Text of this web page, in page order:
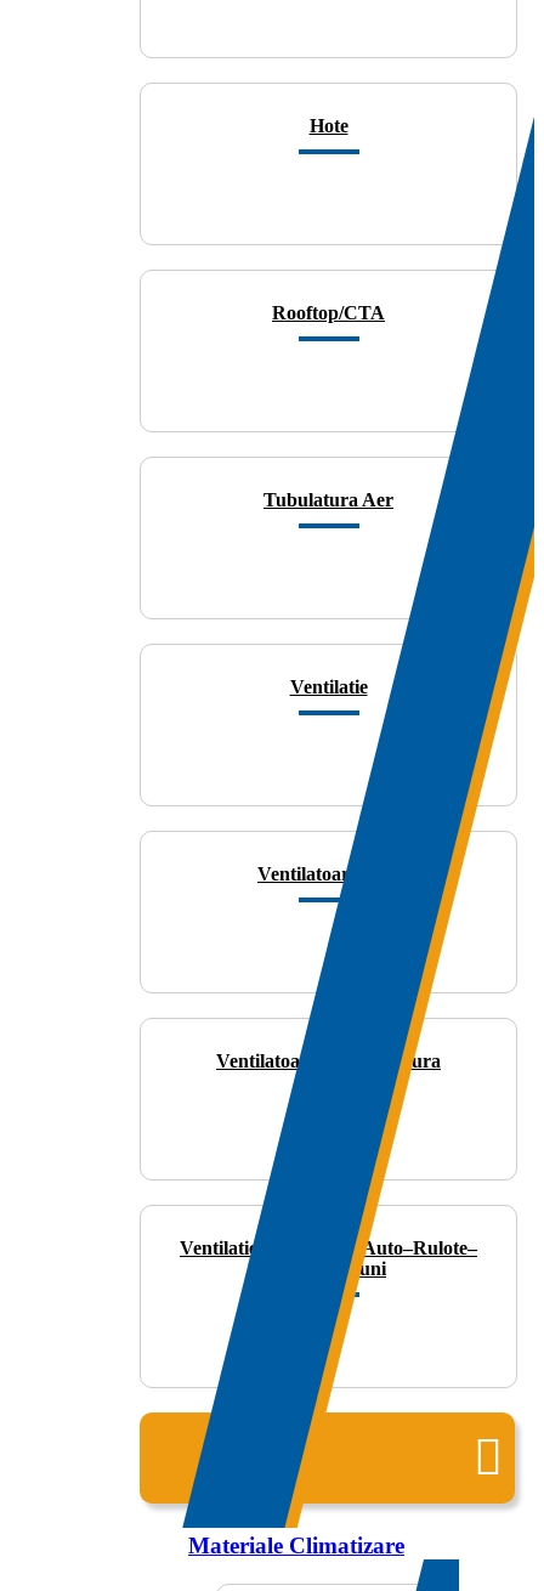
Hote
Rooftop/CTA
Tubulatura Aer
Ventilatie
Ventilatoare Baie
Ventilatoare de Tubulatura
Ventilatie/Climatizare Auto–Rulote–
Ambarcatiuni
Materiale Climatizare